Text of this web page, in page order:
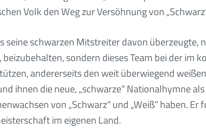
Volk den Weg zur Versöhnung von
seine schwarzen Mitstreiter davon überzeugte,
beizubehalten, sondern dieses Team bei der
andererseits den weit überwiegend
ihnen die neue, „schwarze“ Nationalhymne
von „Schwarz“ und „Weiß“ haben.
im eigenen Land.